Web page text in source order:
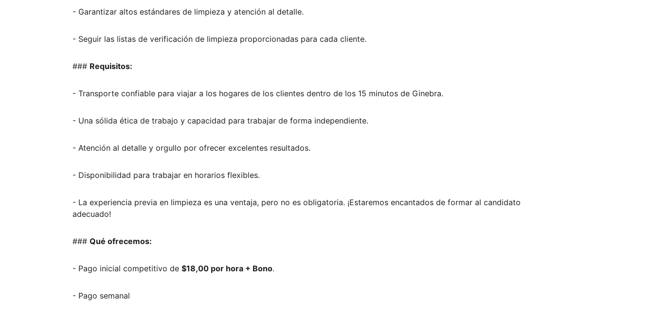
- Garantizar altos estándares de limpieza y atención al detalle.
- Seguir las listas de verificación de limpieza proporcionadas para cada cliente.
### Requisitos:
- Transporte confiable para viajar a los hogares de los clientes dentro de los 15 minutos de Ginebra.
- Una sólida ética de trabajo y capacidad para trabajar de forma independiente.
- Atención al detalle y orgullo por ofrecer excelentes resultados.
- Disponibilidad para trabajar en horarios flexibles.
- La experiencia previa en limpieza es una ventaja, pero no es obligatoria. ¡Estaremos encantados de formar al candidato
adecuado!
### Qué ofrecemos:
- Pago inicial competitivo de $18,00 por hora + Bono.
- Pago semanal